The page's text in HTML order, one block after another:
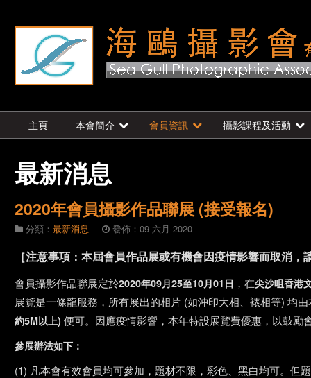
主頁 本會簡介 會員資訊 攝影課程及活動
最新消息
2020年會員攝影作品聯展 (接受報名)
分類： 最新消息 發佈：09 六月 2020
［注意事項：本屆會員作品展或有機會因疫情影響而取消，
會員攝影作品聯展定於2020年09月25至10月01日 ，在尖沙咀香港
展覽是一條龍服務，所有展出的相片 (如沖印大相、裱相等) 均
約5M以上) 便可。因應疫情影響，本年特設展覽費優惠，以鼓勵
參展辦法如下：
(1) 凡本會有效會員均可參加，題材不限，彩色、黑白均可。但